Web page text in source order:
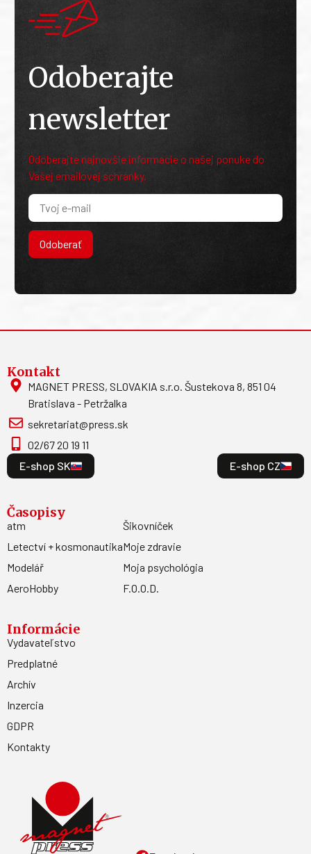
Odoberajte
newsletter
Odoberajte najnovšie informácie o našej ponuke do
Vašej emailovej schránky.
Odoberať
Kontakt
MAGNET PRESS, SLOVAKIA s.r.o. Šustekova 8, 851 04
Bratislava - Petržalka
sekretariat@press.sk
02/67 20 19 11
E-shop SK
E-shop CZ
Časopisy
atm
Letectví + kosmonautika
Modelář
AeroHobby
Šikovníček
Moje zdravie
Moja psychológia
F.O.O.D.
Informácie
Vydavateľstvo
Predplatné
Archív
Inzercia
GDPR
Kontakty